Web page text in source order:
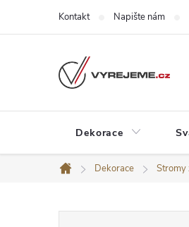
Kontakt Napište nám
Dekorace
Domů
Dekorace Stromy